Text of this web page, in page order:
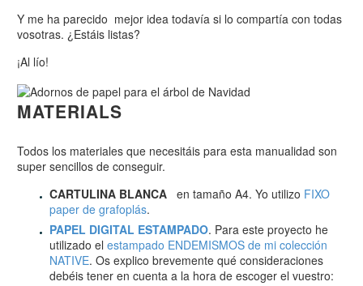
Y me ha parecido mejor idea todavía si lo compartía con todas
vosotras. ¿Estáis listas?
¡Al lío!
MATERIALS
Todos los materiales que necesitáis para esta manualidad son
super sencillos de conseguir.
CARTULINA BLANCA en tamaño A4. Yo utilizo FIXO
paper de grafoplás.
PAPEL DIGITAL ESTAMPADO. Para este proyecto he
utilizado el estampado ENDEMISMOS de mi colección
NATIVE. Os explico brevemente qué consideraciones
debéis tener en cuenta a la hora de escoger el vuestro: